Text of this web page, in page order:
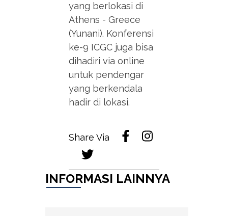
yang berlokasi di
Athens - Greece
(Yunani). Konferensi
ke-9 ICGC juga bisa
dihadiri via online
untuk pendengar
yang berkendala
hadir di lokasi.
Share Via
INFORMASI LAINNYA